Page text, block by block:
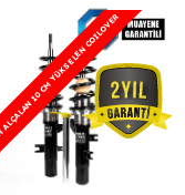
10 CM YÜKSELEN COILOVER
10 CM YÜKSELEN COILOVER